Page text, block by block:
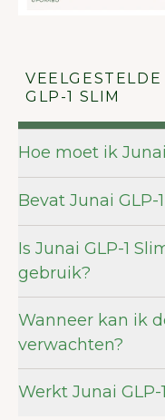
GLP-1 SLIM
Hoe moet ik
Bevat Junai
Is Junai GLP-1
gebruik?
Wanneer kan ik
verwachten?
Werkt Junai